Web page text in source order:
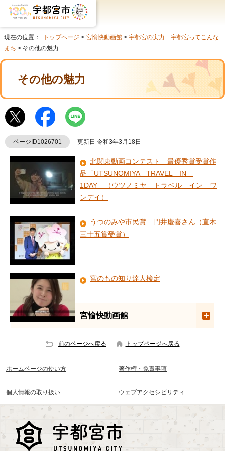
現在の位置： トップページ > 宮愉快動画館 > 宇都宮の実力 宇都宮ってこんな
まち > その他の魅力
その他の魅力
ページID1026701 更新日 令和3年3月18日
北関東動画コンテスト 最優秀賞受賞作
品「UTSUNOMIYA TRAVEL IN
1DAY」（ウツノミヤ トラベル イン ワ
ンデイ）
うつのみや市民賞 門井慶喜さん（直木
三十五賞受賞）
宮のもの知り達人検定
宮愉快動画館
前のページへ戻る トップページへ戻る
ホームページの使い方 著作権・免責事項
個人情報の取り扱い ウェブアクセシビリティ